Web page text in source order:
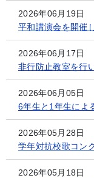
2026年06月19日
平和講演会を開催
2026年06月17日
非行防止教室を行
2026年06月05日
6年生と1年生によ
2026年05月28日
学年対抗校歌コン
2026年05月18日